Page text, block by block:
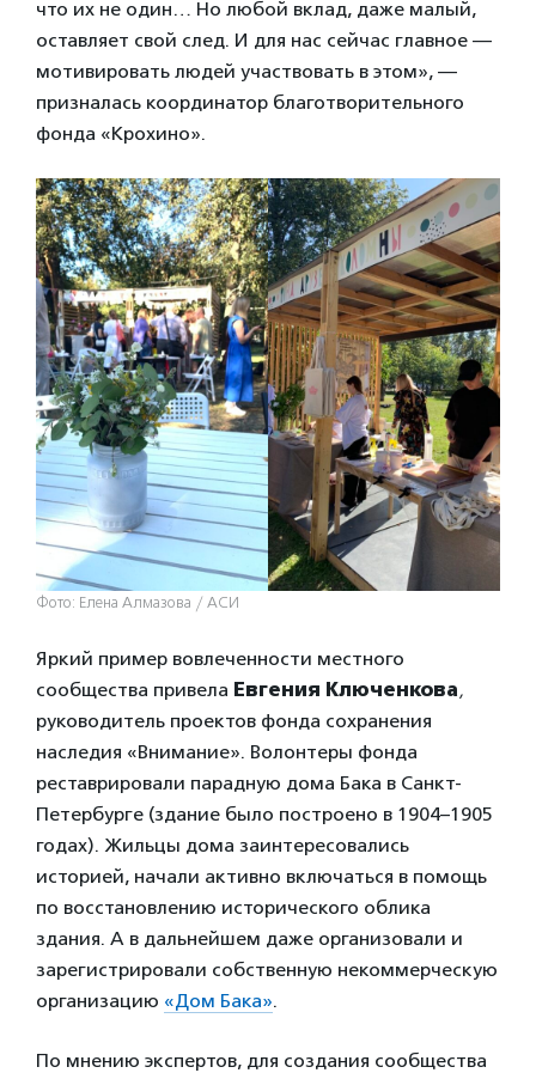
что их не один… Но любой вклад, даже малый,
оставляет свой след. И для нас сейчас главное —
мотивировать людей участвовать в этом», —
призналась координатор благотворительного
фонда «Крохино».
Фото: Елена Алмазова / АСИ
Яркий пример вовлеченности местного
сообщества привела Евгения Ключенкова,
руководитель проектов фонда сохранения
наследия «Внимание». Волонтеры фонда
реставрировали парадную дома Бака в Санкт-
Петербурге (здание было построено в 1904–1905
годах). Жильцы дома заинтересовались
историей, начали активно включаться в помощь
по восстановлению исторического облика
здания. А в дальнейшем даже организовали и
зарегистрировали собственную некоммерческую
организацию «Дом Бака».
По мнению экспертов, для создания сообщества